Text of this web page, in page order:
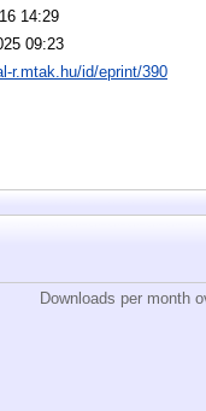
14:29
09:23
r.mtak.hu/id/eprint/390
Downloads per month